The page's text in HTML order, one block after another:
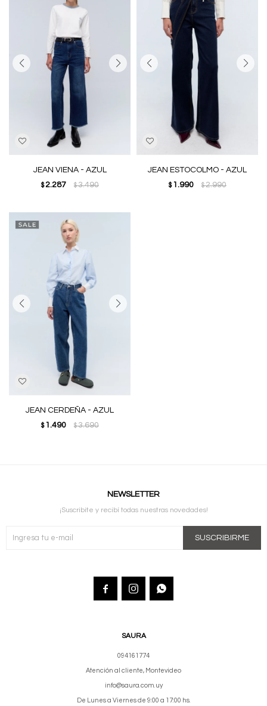
JEAN VIENA - AZUL
$ 2.287 $3.490
JEAN ESTOCOLMO - AZUL
$ 1.990 $2.990
JEAN CERDEÑA - AZUL
$ 1.490 $3.690
SAURA
094161774
Atención al cliente, Montevideo
info@saura.com.uy
De Lunes a Viernes de 9:00 a 17:00 hs.
NEWSLETTER
¡Suscribite y recibí todas nuestras novedades!
SUSCRIBIRME
  